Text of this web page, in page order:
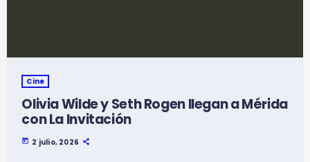
Cine
Olivia Wilde y Seth Rogen llegan a Mérida
con La Invitación
today 2 julio, 2026